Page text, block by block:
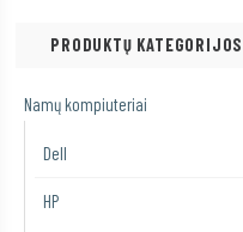
PRODUKTŲ KATEGORIJOS
Namų kompiuteriai
Dell
HP